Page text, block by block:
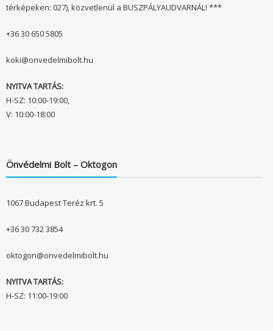
térképeken: 027), közvetlenül a BUSZPÁLYAUDVARNÁL! ***
+36 30 650 5805
koki@onvedelmibolt.hu
NYITVA TARTÁS:
H-SZ: 10:00-19:00,
V: 10:00-18:00
Önvédelmi Bolt – Oktogon
1067 Budapest Teréz krt. 5
+36 30 732 3854
oktogon@onvedelmibolt.hu
NYITVA TARTÁS:
H-SZ: 11:00-19:00